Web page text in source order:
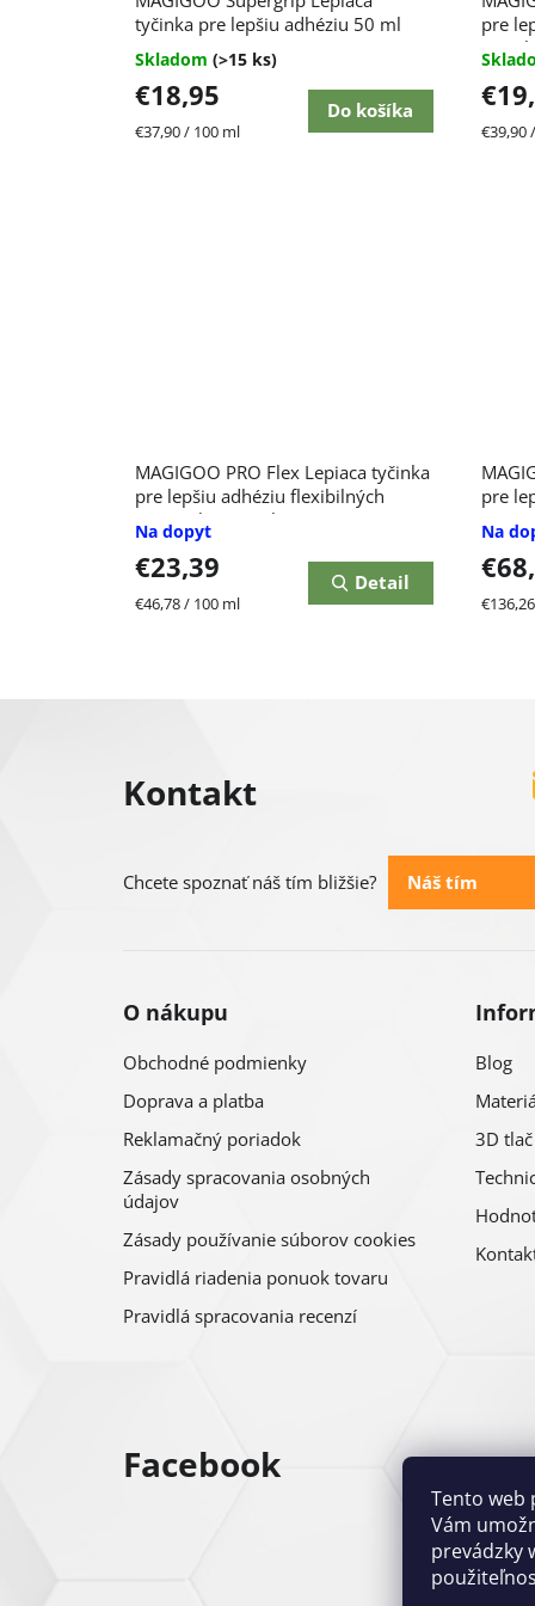
Tento web
Vám
prevádzky
o
d
r
o
d
tyčinka pre lepšiu adhéziu 50 ml
Skladom (>15 ks)
€18,95
Jednotková
€37,90 / 100 ml
Do košíka
pre
50 ml
€39,90
MAGIGOO PRO Flex Lepiaca tyčinka
pre lepšiu adhéziu flexibilných
materiálov 50 ml
Na dopyt
€23,39
Jednotková
€46,78 / 100 ml
Detail
pre
Na
Kontakt
Chcete spoznať náš tím bližšie? Náš tím
O nákupu
Obchodné podmienky
Doprava a platba
Reklamačný poriadok
Zásady spracovania osobných
údajov
Zásady používanie súborov cookies
Pravidlá riadenia ponuok tovaru
Pravidlá spracovania recenzí
Blog
3D
Facebook